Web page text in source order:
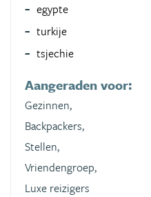
egypte
turkije
tsjechie
Aangeraden voor:
Gezinnen,
Backpackers,
Stellen,
Vriendengroep,
Luxe reizigers